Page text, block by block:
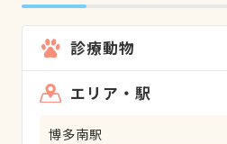
診療動物
エリア・駅
博多南駅